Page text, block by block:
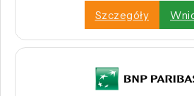
Szczegóły